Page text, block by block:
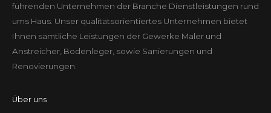
führenden Unter­nehmen der Branche Dienst­leistungen rund
ums Haus. Unser qualitäts­orientiertes Unter­nehmen bietet
Ihnen sämtliche Leistungen der Gewerke Maler und
Anstreicher, Bodenleger, sowie Sanierungen und
Renovierungen.
Über uns